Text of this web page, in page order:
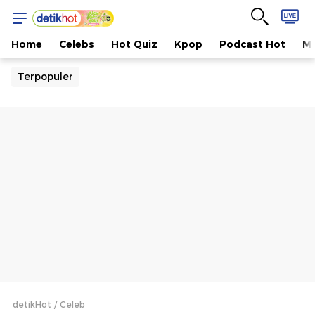
Home Celebs Hot Quiz Kpop Podcast Hot
Terpopuler
detikHot Celeb